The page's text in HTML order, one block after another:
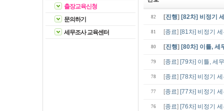
출장교육신청
문의하기
세무조사 교육센터
82 [진행] [82차] 비정기
81 [종료] [81차] 비정기
80 [진행] [80차] 이틀, 세
79 [종료] [79차] 이틀, 세
78 [종료] [78차] 비정기
77 [종료] [77차] 비정기
76 [종료] [76차] 비정기